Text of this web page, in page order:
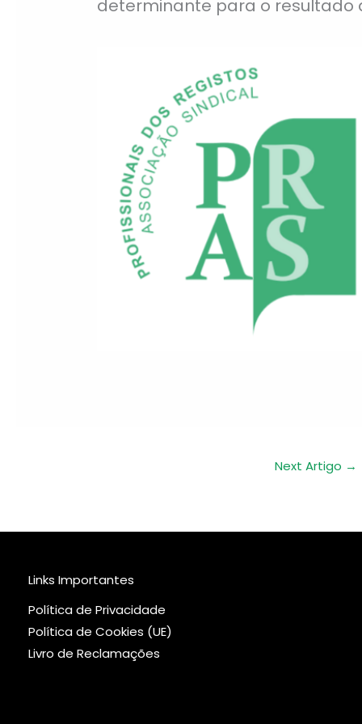
determinante para o resultado
Next Artigo →
Links Importantes
Política de Privacidade
Política de Cookies (UE)
Livro de Reclamações